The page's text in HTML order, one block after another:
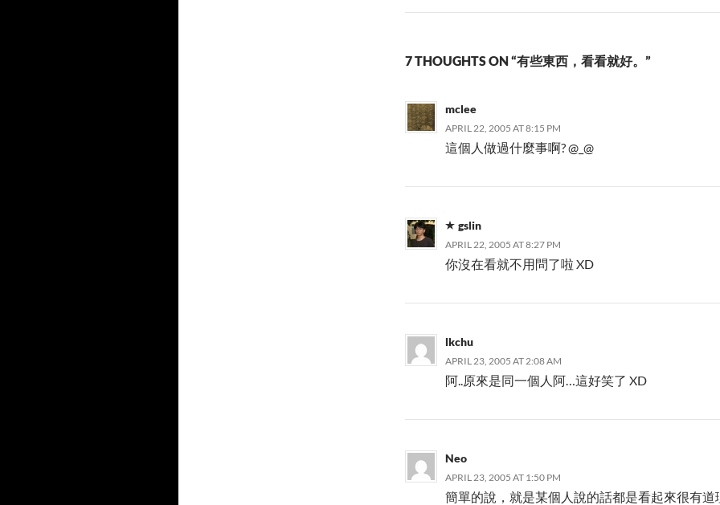
7 THOUGHTS ON “有些東西，看看就好。”
mclee
APRIL 22, 2005 AT 8:15 PM
這個人做過什麼事啊? @_@
gslin
APRIL 22, 2005 AT 8:27 PM
你沒在看就不用問了啦 XD
lkchu
APRIL 23, 2005 AT 2:08 AM
阿..原來是同一個人阿…這好笑了 XD
Neo
APRIL 23, 2005 AT 1:50 PM
簡單的說，就是某個人說的話都是看起來很有道